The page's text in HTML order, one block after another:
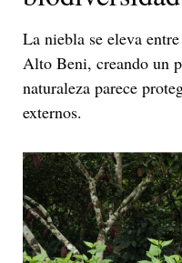
La niebla se eleva
Alto Beni, creando un
naturaleza parece
externos.